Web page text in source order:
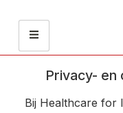
Privacy- en
Bij Healthcare for